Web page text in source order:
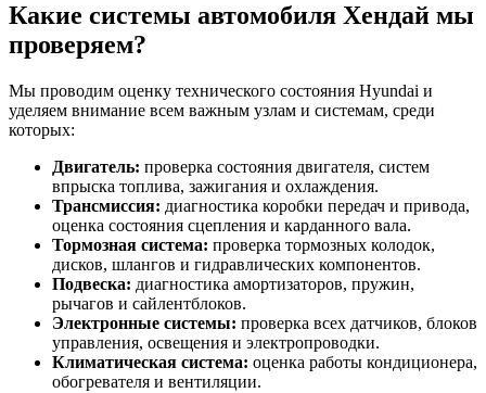
Какие системы автомобиля Хендай мы
проверяем?
Мы проводим оценку технического состояния Hyundai и
уделяем внимание всем важным узлам и системам, среди
которых:
Двигатель: проверка состояния двигателя, систем
впрыска топлива, зажигания и охлаждения.
Трансмиссия: диагностика коробки передач и привода,
оценка состояния сцепления и карданного вала.
Тормозная система: проверка тормозных колодок,
дисков, шлангов и гидравлических компонентов.
Подвеска: диагностика амортизаторов, пружин,
рычагов и сайлентблоков.
Электронные системы: проверка всех датчиков, блоков
управления, освещения и электропроводки.
Климатическая система: оценка работы кондиционера,
обогревателя и вентиляции.